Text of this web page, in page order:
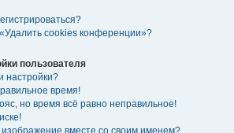
cookies конференции»?
пользователя
настройки?
время!
но время всё равно неправильное!
изображение вместе со своим именем?